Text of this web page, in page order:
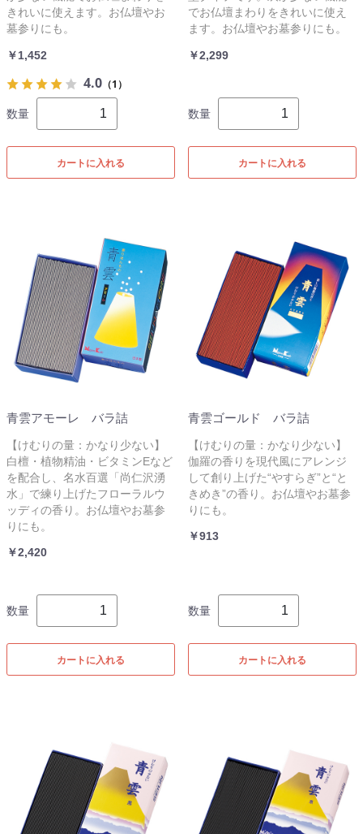
きれいに使えます。お仏壇やお
墓参りにも。
￥1,452
4.0 （1）
数量
カートに入れる
でお仏壇まわりをきれいに使え
ます。お仏壇やお墓参りにも。
￥2,299
数量
カートに入れる
青雲アモーレ バラ詰
【けむりの量：かなり少ない】
白檀・植物精油・ビタミンEなど
を配合し、名水百選「尚仁沢湧
水」で練り上げたフローラルウ
ッディの香り。お仏壇やお墓参
りにも。
￥2,420
数量
カートに入れる
青雲ゴールド バラ詰
【けむりの量：かなり少ない】
伽羅の香りを現代風にアレンジ
して創り上げた“やすらぎ”と“と
きめき”の香り。お仏壇やお墓参
りにも。
￥913
数量
カートに入れる